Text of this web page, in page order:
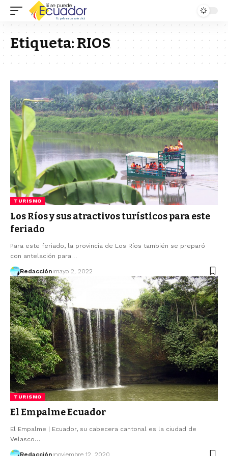
Etiqueta: RIOS
TURISMO
Los Ríos y sus atractivos turísticos para este
feriado
Para este feriado, la provincia de Los Ríos también se preparó
con antelación para…
Redacción mayo 2, 2022
TURISMO
El Empalme Ecuador
El Empalme | Ecuador, su cabecera cantonal es la ciudad de
Velasco…
Redacción noviembre 12, 2020